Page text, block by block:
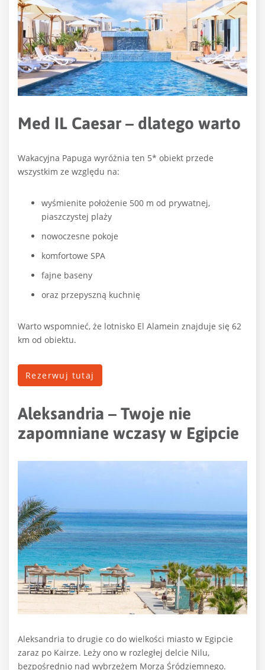
Med IL Caesar – dlatego warto
Wakacyjna Papuga wyróżnia ten 5* obiekt przede
wszystkim ze względu na:
wyśmienite położenie 500 m od prywatnej,
piaszczystej plaży
nowoczesne pokoje
komfortowe SPA
fajne baseny
oraz przepyszną kuchnię
Warto wspomnieć, że lotnisko El Alamein znajduje się 62
km od obiektu.
Rezerwuj tutaj
Aleksandria – Twoje nie
zapomniane wczasy w Egipcie
Aleksandria to drugie co do wielkości miasto w Egipcie
zaraz po Kairze. Leży ono w rozległej delcie Nilu,
bezpośrednio nad wybrzeżem Morza Śródziemnego.